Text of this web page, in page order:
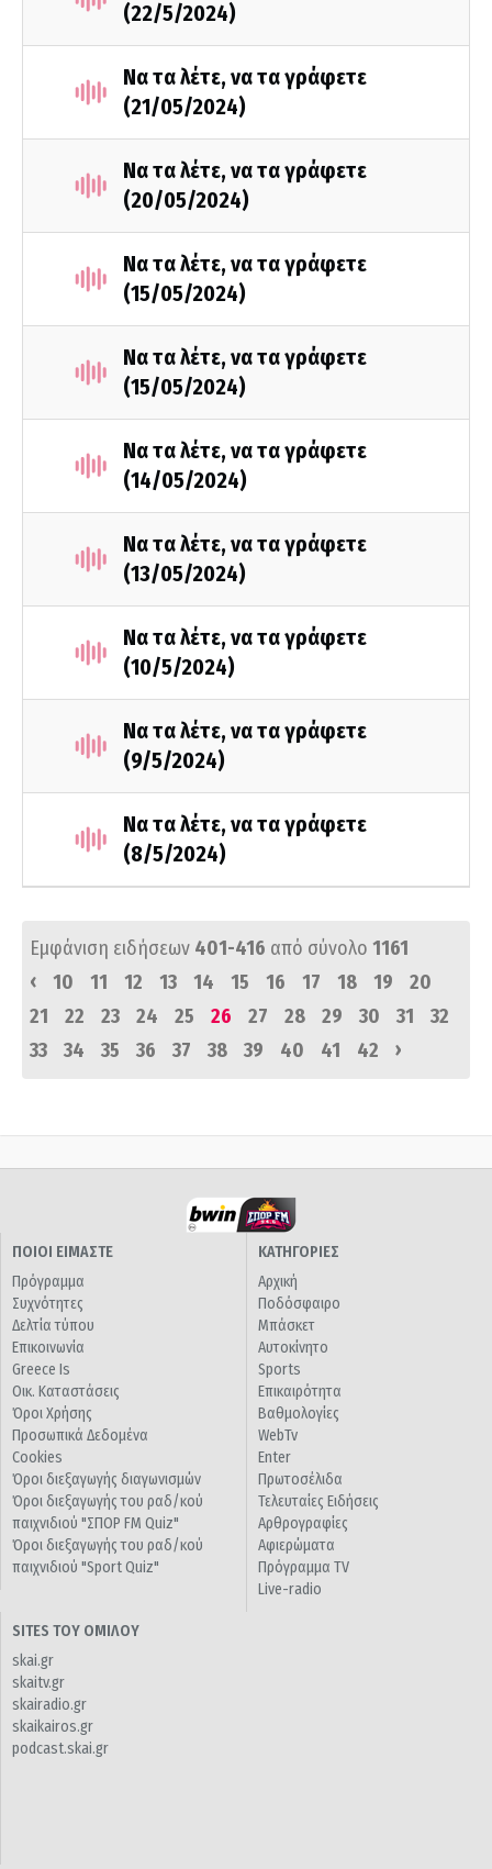
(22/5/2024)
Να τα λέτε, να τα γράφετε
(21/05/2024)
Να τα λέτε, να τα γράφετε
(20/05/2024)
Να τα λέτε, να τα γράφετε
(15/05/2024)
Να τα λέτε, να τα γράφετε
(15/05/2024)
Να τα λέτε, να τα γράφετε
(14/05/2024)
Να τα λέτε, να τα γράφετε
(13/05/2024)
Να τα λέτε, να τα γράφετε
(10/5/2024)
Να τα λέτε, να τα γράφετε
(9/5/2024)
Να τα λέτε, να τα γράφετε
(8/5/2024)
Εμφάνιση ειδήσεων 401-416 από σύνολο 1161
‹
10 11 12 13 14 15 16 17 18 19
20
21
22 23 24 25 26 27 28 29 30 31
32
33
34 35 36 37 38 39 40 41 42 ›
ΠΟΙΟΙ ΕΙΜΑΣΤΕ
Πρόγραμμα
Συχνότητες
Δελτία τύπου
Επικοινωνία
Greece Is
Οικ. Καταστάσεις
Όροι Χρήσης
Προσωπικά Δεδομένα
Cookies
Όροι διεξαγωγής διαγωνισμών
Όροι διεξαγωγής του ραδ/κού
παιχνιδιού "ΣΠΟΡ FM Quiz"
Όροι διεξαγωγής του ραδ/κού
παιχνιδιού "Sport Quiz"
ΚΑΤΗΓΟΡΙΕΣ
Αρχική
Ποδόσφαιρο
Μπάσκετ
Αυτοκίνητο
Sports
Επικαιρότητα
Βαθμολογίες
WebTv
Enter
Πρωτοσέλιδα
Τελευταίες Ειδήσεις
Αρθρογραφίες
Αφιερώματα
Πρόγραμμα TV
Live-radio
SITES ΤΟΥ ΟΜΙΛΟΥ
skai.gr
skaitv.gr
skairadio.gr
skaikairos.gr
podcast.skai.gr